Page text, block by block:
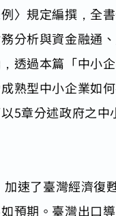
〉規定編撰，全
分析與資金融通
透過本篇「中小
熟型中小企業如
5章分述政府之
速了臺灣經濟
預期。臺灣出口